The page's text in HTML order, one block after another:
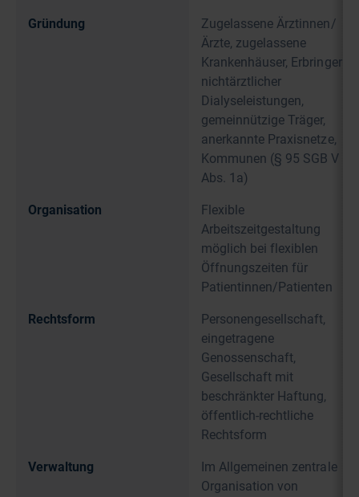
Gründung
Zugelassene Ärztinnen/
Ärzte, zugelassene
Krankenhäuser, Erbringer
nichtärztlicher
Dialyseleistungen,
gemeinnützige Träger,
anerkannte Praxisnetze,
Kommunen (§ 95 SGB V
Abs. 1a)
Organisation
Flexible
Arbeitszeitgestaltung
möglich bei flexiblen
Öffnungszeiten für
Patientinnen/Patienten
Rechtsform
Personengesellschaft,
eingetragene
Genossenschaft,
Gesellschaft mit
beschränkter Haftung,
öffentlich-rechtliche
Rechtsform
Verwaltung
Im Allgemeinen zentrale
Organisation von